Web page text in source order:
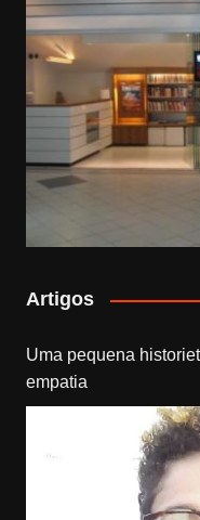
Artigos
Uma pequena
empatia